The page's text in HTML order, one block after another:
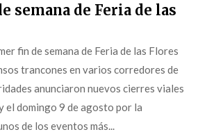
semana de Feria de las
fin de semana de Feria de las Flores
trancones en varios corredores de
anunciaron nuevos cierres viales
el domingo 9 de agosto por la
de los eventos más...